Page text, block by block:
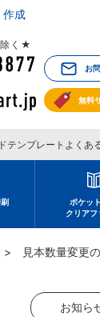
作成
く★
お
無料
テンプレート よくあ
ポケッ
クリアフ
見本数量変更
お知ら